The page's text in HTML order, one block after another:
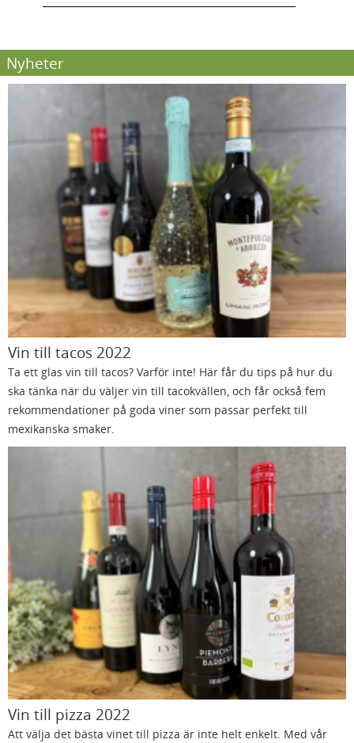
Nyheter
Vin till tacos 2022
Ta ett glas vin till tacos? Varför inte! Här får du tips på hur du
ska tänka när du väljer vin till tacokvällen, och får också fem
rekommendationer på goda viner som passar perfekt till
mexikanska smaker.
Vin till pizza 2022
Att välja det bästa vinet till pizza är inte helt enkelt. Med vår